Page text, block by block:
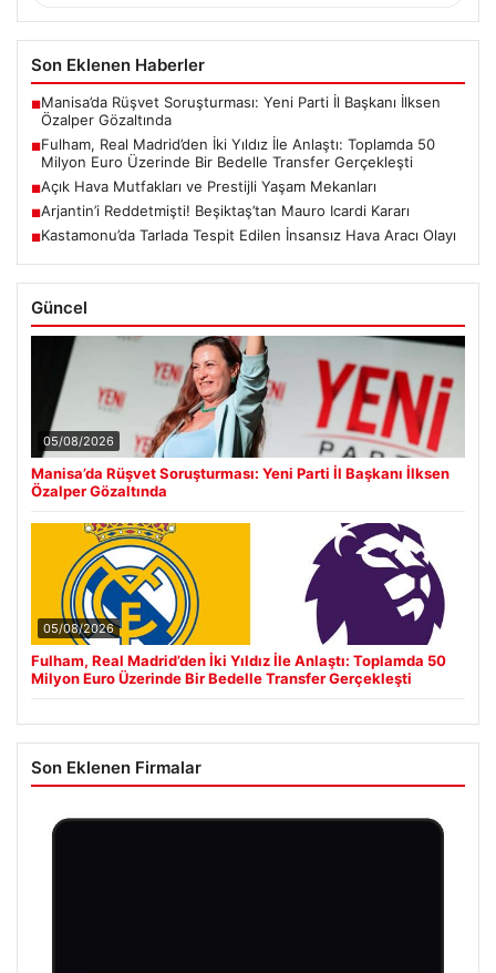
Son Eklenen Haberler
■Manisa’da Rüşvet Soruşturması: Yeni Parti İl Başkanı İlksen
Özalper Gözaltında
■Fulham, Real Madrid’den İki Yıldız İle Anlaştı: Toplamda 50
Milyon Euro Üzerinde Bir Bedelle Transfer Gerçekleşti
■Açık Hava Mutfakları ve Prestijli Yaşam Mekanları
■Arjantin’i Reddetmişti! Beşiktaş’tan Mauro Icardi Kararı
■Kastamonu’da Tarlada Tespit Edilen İnsansız Hava Aracı Olayı
Güncel
05/08/2026
Manisa’da Rüşvet Soruşturması: Yeni Parti İl Başkanı İlksen
Özalper Gözaltında
05/08/2026
Fulham, Real Madrid’den İki Yıldız İle Anlaştı: Toplamda 50
Milyon Euro Üzerinde Bir Bedelle Transfer Gerçekleşti
Son Eklenen Firmalar